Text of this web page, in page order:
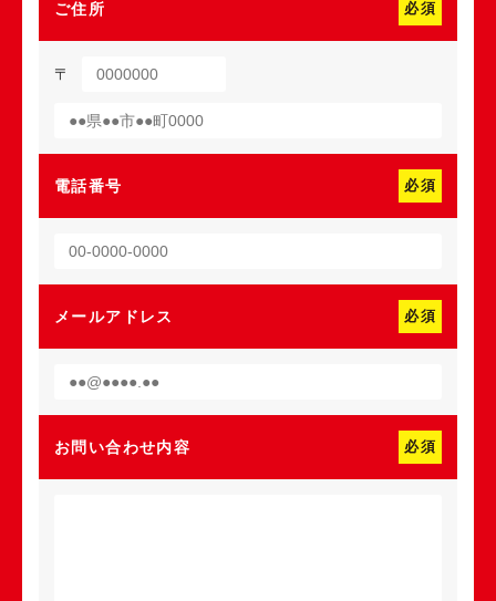
ご住所 必須
〒
電話番号 必須
メールアドレス 必須
お問い合わせ内容 必須